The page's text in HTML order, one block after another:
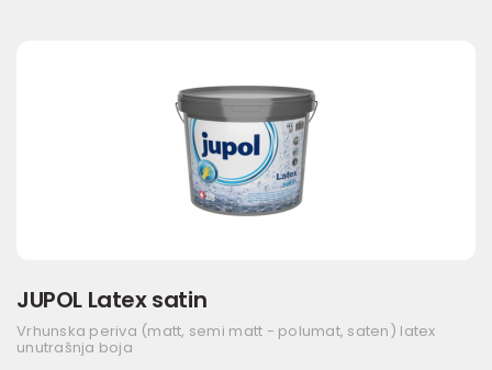
JUPOL Latex satin
Vrhunska periva (matt, semi matt - polumat, saten) latex
unutrašnja boja